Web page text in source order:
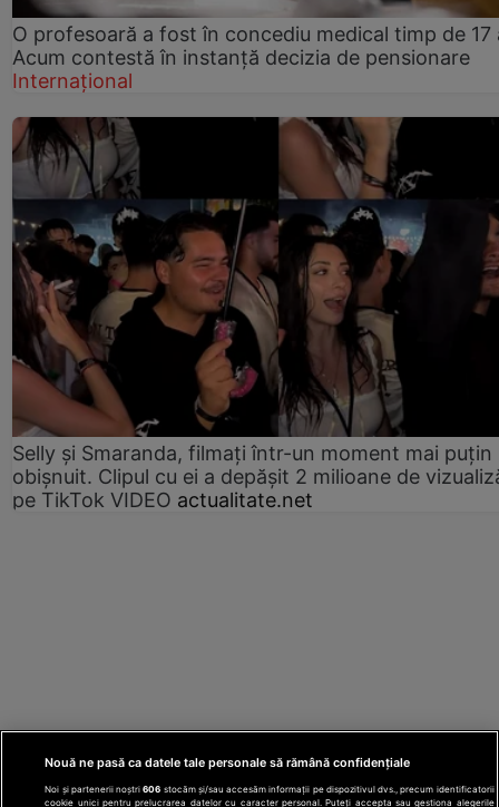
O profesoară a fost în concediu medical timp de 17
Acum contestă în instanță decizia de pensionare
Internațional
Selly și Smaranda, filmați într-un moment mai puțin
obișnuit. Clipul cu ei a depășit 2 milioane de
pe TikTok VIDEO actualitate.net
Nouă ne pasă ca datele tale personale să rămână confidențiale
Noi și partenerii noștri606 stocăm și/sau accesăm informații pe dispozitivul dvs., precum identificatorii
cookie unici pentru prelucrarea datelor cu caracter personal. Puteți accepta sau gestiona alegerile